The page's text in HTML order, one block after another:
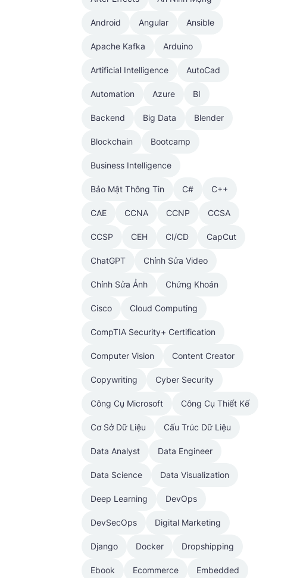
Android Angular Ansible
Apache Kafka Arduino
Artificial Intelligence AutoCad
Automation Azure BI
Backend Big Data Blender
Blockchain Bootcamp
Business Intelligence
Bảo Mật Thông Tin C# C++
CAE CCNA CCNP CCSA
CCSP CEH CI/CD CapCut
ChatGPT Chỉnh Sửa Video
Chỉnh Sửa Ảnh Chứng Khoán
Cisco Cloud Computing
CompTIA Security+ Certification
Computer Vision Content Creator
Copywriting Cyber Security
Công Cụ Microsoft Công Cụ Thiết Kế
Cơ Sở Dữ Liệu Cấu Trúc Dữ Liệu
Data Analyst Data Engineer
Data Science Data Visualization
Deep Learning DevOps
DevSecOps Digital Marketing
Django Docker Dropshipping
Ebook Ecommerce Embedded